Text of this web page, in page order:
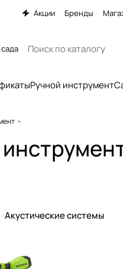
Акции Бренды
Ручной инструмент
Акустические системы